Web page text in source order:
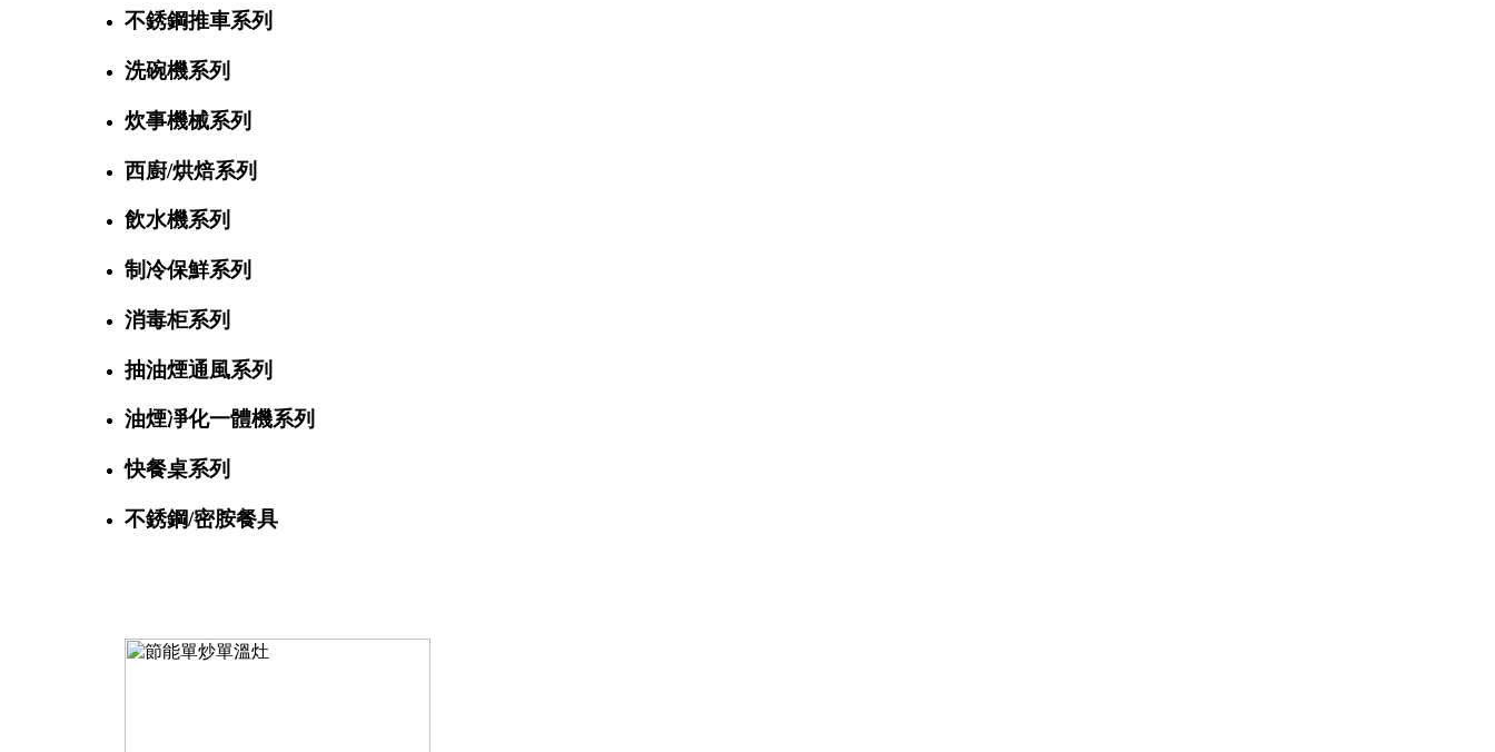
不銹鋼推車系列
洗碗機系列
炊事機械系列
西廚/烘焙系列
飲水機系列
制冷保鮮系列
消毒柜系列
抽油煙通風系列
油煙凈化一體機系列
快餐桌系列
不銹鋼/密胺餐具